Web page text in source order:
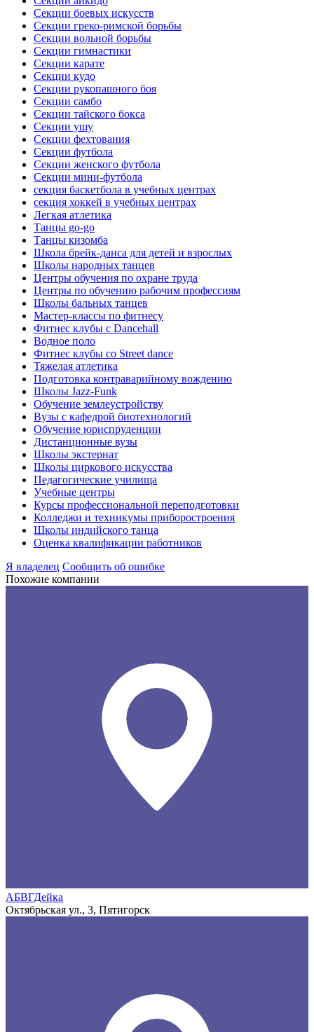
Секции боевых искусств
Секции греко-римской борьбы
Секции вольной борьбы
Секции гимнастики
Секции карате
Секции кудо
Секции рукопашного боя
Секции самбо
Секции тайского бокса
Секции ушу
Секции фехтования
Секции футбола
Секции женского футбола
Секции мини-футбола
секция баскетбола в учебных центрах
секция хоккей в учебных центрах
Легкая атлетика
Танцы go-go
Танцы кизомба
Школа брейк-данса для детей и взрослых
Школы народных танцев
Центры обучения по охране труда
Центры по обучению рабочим профессиям
Школы бальных танцев
Мастер-классы по фитнесу
Фитнес клубы с Dancehall
Водное поло
Фитнес клубы со Street dance
Тяжелая атлетика
Подготовка контраварийному вождению
Школы Jazz-Funk
Обучение землеустройству
Вузы с кафедрой биотехнологий
Обучение юриспруденции
Дистанционные вузы
Школы экстернат
Школы циркового искусства
Педагогические училища
Учебные центры
Курсы профессиональной переподготовки
Колледжи и техникумы приборостроения
Школы индийского танца
Оценка квалификации работников
Я владелец Сообщить об ошибке
Похожие компании
АБВГДейка
Октябрьская ул., 3, Пятигорск